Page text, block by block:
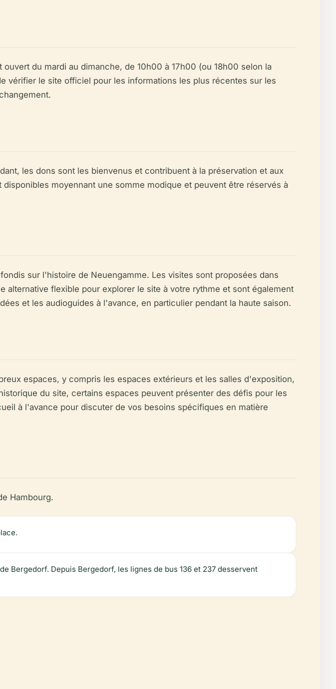
du mardi au dimanche, de 10h00 à 17h00 (ou 18h00 selon la
vérifier le site officiel pour les informations les plus récentes sur les
les dons sont les bienvenus et contribuent à la préservation et aux
moyennant une somme modique et peuvent être réservés à
sur l'histoire de Neuengamme. Les visites sont proposées dans
flexible pour explorer le site à votre rythme et sont également
et les audioguides à l'avance, en particulier pendant la haute saison.
espaces, y compris les espaces extérieurs et les salles d'exposition,
du site, certains espaces peuvent présenter des défis pour les
à l'avance pour discuter de vos besoins spécifiques en matière
Hambourg.
Bergedorf. Depuis Bergedorf, les lignes de bus 136 et 237 desservent